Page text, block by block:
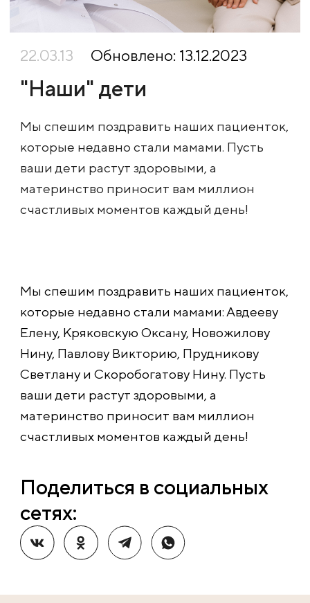
22.03.13 Обновлено: 13.12.2023
"Наши" дети
Мы спешим поздравить наших пациенток,
которые недавно стали мамами. Пусть
ваши дети растут здоровыми, а
материнство приносит вам миллион
счастливых моментов каждый день!
Мы спешим поздравить наших пациенток,
которые недавно стали мамами: Авдееву
Елену, Кряковскую Оксану, Новожилову
Нину, Павлову Викторию, Прудникову
Светлану и Скоробогатову Нину. Пусть
ваши дети растут здоровыми, а
материнство приносит вам миллион
счастливых моментов каждый день!
Поделиться в социальных
сетях: